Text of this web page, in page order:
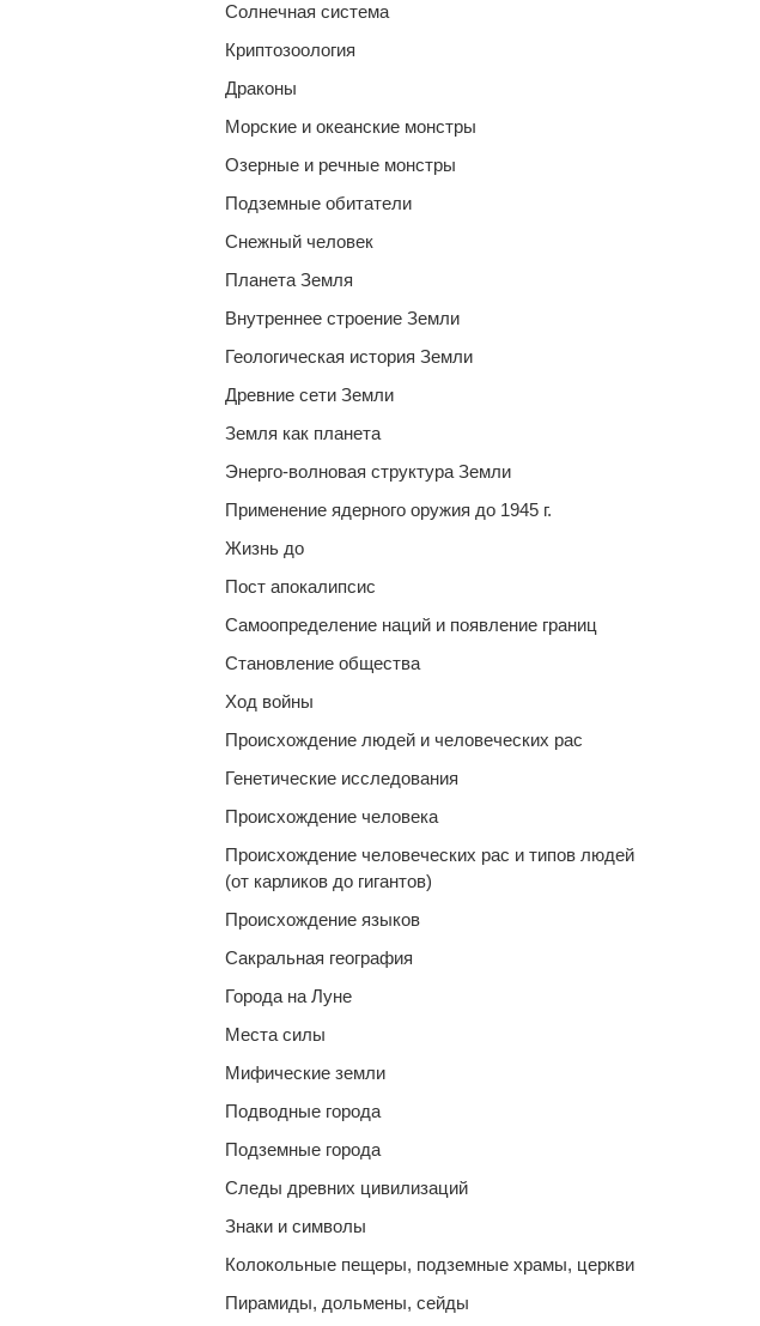
Солнечная система
Криптозоология
Драконы
Морские и океанские монстры
Озерные и речные монстры
Подземные обитатели
Снежный человек
Планета Земля
Внутреннее строение Земли
Геологическая история Земли
Древние сети Земли
Земля как планета
Энерго-волновая структура Земли
Применение ядерного оружия до 1945 г.
Жизнь до
Пост апокалипсис
Самоопределение наций и появление границ
Становление общества
Ход войны
Происхождение людей и человеческих рас
Генетические исследования
Происхождение человека
Происхождение человеческих рас и типов людей
(от карликов до гигантов)
Происхождение языков
Сакральная география
Города на Луне
Места силы
Мифические земли
Подводные города
Подземные города
Следы древних цивилизаций
Знаки и символы
Колокольные пещеры, подземные храмы, церкви
Пирамиды, дольмены, сейды